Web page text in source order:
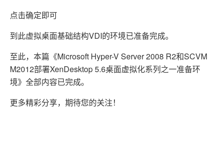
点击确定即可
到此虚拟桌面基础结构VDI的环境已准备完成。
至此，本篇《Microsoft Hyper-V Server 2008 R2和SCVM
M2012部署XenDesktop 5.6桌面虚拟化系列之一准备环
境》全部内容已完成。
更多精彩分享，期待您的关注！